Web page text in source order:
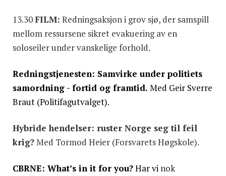
13.30FILM: Redningsaksjon i grov sjø, der samspill
mellom ressursene sikret evakuering av en
soloseiler under vanskelige forhold.
Redningstjenesten: Samvirke under politiets
samordning - fortid og framtid. Med Geir Sverre
Braut (Politifagutvalget).
Hybride hendelser: ruster Norge seg til feil
krig?Med Tormod Heier (Forsvarets Høgskole).
CBRNE: What’s in it for you?Har vi nok